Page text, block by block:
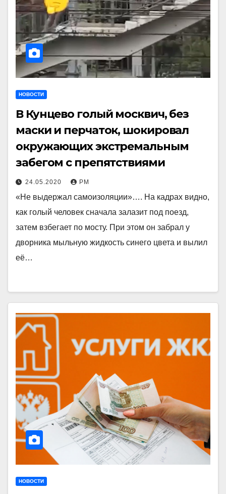
НОВОСТИ
В Кунцево голый москвич, без
маски и перчаток, шокировал
окружающих экстремальным
забегом с препятствиями
24.05.2020 РМ
«Не выдержал самоизоляции»…. На кадрах видно,
как голый человек сначала залазит под поезд,
затем взбегает по мосту. При этом он забрал у
дворника мыльную жидкость синего цвета и вылил
её…
НОВОСТИ